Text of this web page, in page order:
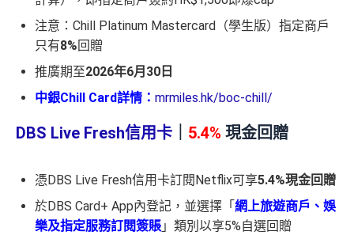
注意：Chill Platinum Mastercard（學生版）指定商戶
只有8%回贈
推廣期至2026年6月30日
中銀Chill Card詳情： mrmiles.hk/boc-chill/
DBS Live Fresh信用卡 5.4% 現金回贈
憑DBS Live Fresh信用卡訂閱Netflix可享5.4%現金回贈
於DBS Card+ App內登記，並選擇「 網上旅遊商戶、娛
樂及指定服務訂閱簽賬 」類別以享5%自選回贈